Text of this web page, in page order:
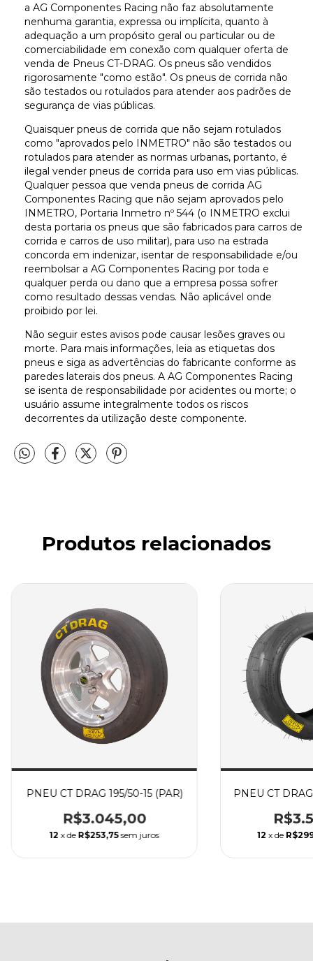
a AG Componentes Racing não faz absolutamente
nenhuma garantia, expressa ou implícita, quanto à
adequação a um propósito geral ou particular ou de
comerciabilidade em conexão com qualquer oferta de
venda de Pneus CT-DRAG. Os pneus são vendidos
rigorosamente "como estão". Os pneus de corrida não
são testados ou rotulados para atender aos padrões de
segurança de vias públicas.
Quaisquer pneus de corrida que não sejam rotulados
como "aprovados pelo INMETRO" não são testados ou
rotulados para atender as normas urbanas, portanto, é
ilegal vender pneus de corrida para uso em vias públicas.
Qualquer pessoa que venda pneus de corrida AG
Componentes Racing que não sejam aprovados pelo
INMETRO, Portaria Inmetro nº 544 (o INMETRO exclui
desta portaria os pneus que são fabricados para carros de
corrida e carros de uso militar), para uso na estrada
concorda em indenizar, isentar de responsabilidade e/ou
reembolsar a AG Componentes Racing por toda e
qualquer perda ou dano que a empresa possa sofrer
como resultado dessas vendas. Não aplicável onde
proibido por lei.
Não seguir estes avisos pode causar lesões graves ou
morte. Para mais informações, leia as etiquetas dos
pneus e siga as advertências do fabricante conforme as
paredes laterais dos pneus. A AG Componentes Racing
se isenta de responsabilidade por acidentes ou morte; o
usuário assume integralmente todos os riscos
decorrentes da utilização deste componente.
Produtos relacionados
PNEU CT DRAG 195/50-15 (PAR)
R$3.045,00
12 x de R$253,75 sem juros
PNEU CT
12 x de